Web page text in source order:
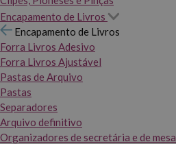
Encapamento de Livros
Encapamento de Livros
Forra Livros Adesivo
Forra Livros Ajustável
Pastas de Arquivo
Pastas
Separadores
Arquivo definitivo
Organizadores de secretária e de mesa